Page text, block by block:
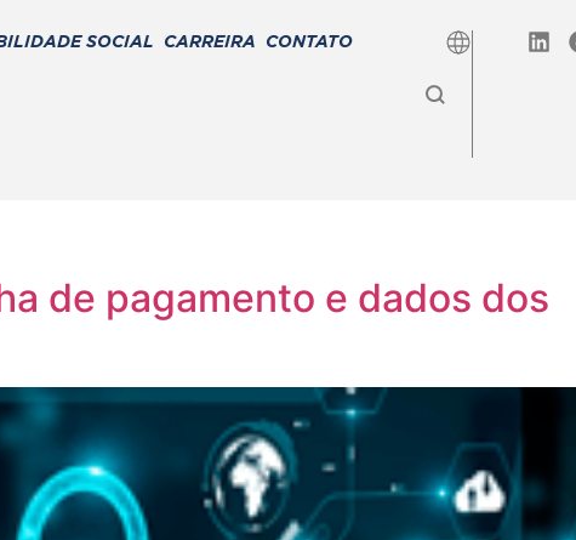
SOCIAL CARREIRA CONTATO
de pagamento e dados dos